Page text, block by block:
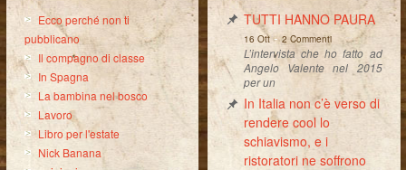
Ecco perché non ti
pubblicano
Il compagno di classe
In Spagna
La bambina nel bosco
Lavoro
Libro per l'estate
Nick Banana
TUTTI HANNO PAURA
16 Ott-2 Commenti
L’intervista che ho fatto ad
Angelo Valente nel 2015
per un
In Italia non c’è verso di
rendere cool lo
schiavismo, e i
ristoratori ne soffrono